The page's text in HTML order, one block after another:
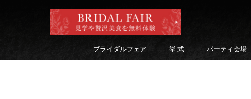
ブライダルフェア 挙 式 パーティ会場